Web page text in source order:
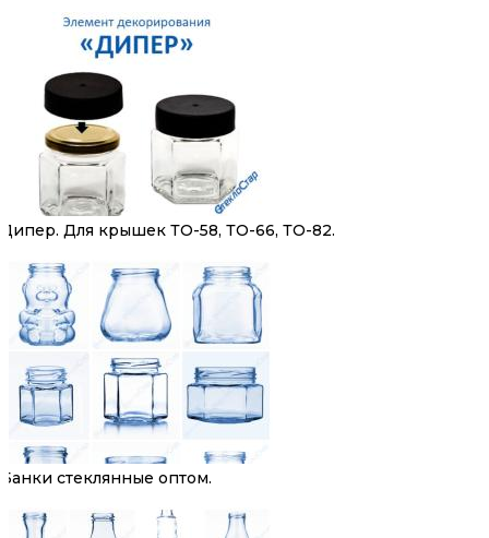
Дипер. Для крышек ТО-58, ТО-66, ТО-82.
Банки стеклянные оптом.